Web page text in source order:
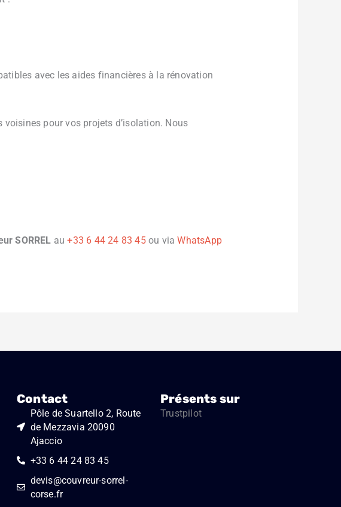
avec les aides financières à la rénovation
pour vos projets d’isolation. Nous
SORREL au+33 6 44 24 83 45ou viaWhatsApp
Contact
Pôle de Suartello 2, Route
de Mezzavia 20090
Ajaccio
+33 6 44 24 83 45
devis@couvreur-sorrel-
corse.fr
Présents sur
Trustpilot